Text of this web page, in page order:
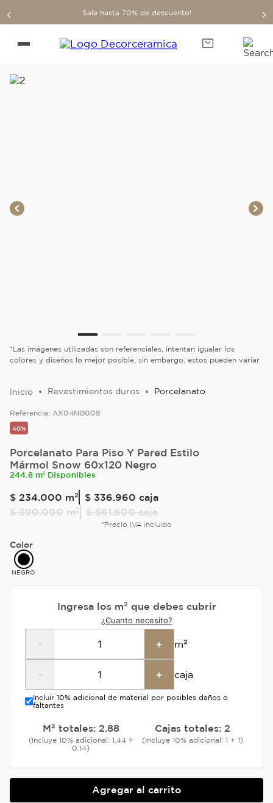
Sale hasta 70% de descuento!
*Las imágenes utilizadas son referenciales, intentan igualar los
colores y diseños lo mejor posible, sin embargo, estos pueden variar
Revestimientos duros Porcelanato
Referencia: AX04NG008
40%
Porcelanato Para Piso Y Pared Estilo
Mármol Snow 60x120 Negro
244.8 m² Disponibles
$ 234.000 m² $ 336.960 caja
$ 390.000 m² $ 561.600caja
*Precio IVA incluido
Color
NEGRO
Ingresa los m² que debes cubrir
¿Cuanto necesito?
- + m²
- + caja
Incluir 10% adicional de material por posibles daños o
faltantes
M² totales: 2.88
(Incluye 10% adicional: 1.44 +
0.14)
Cajas totales: 2
(Incluye 10% adicional: 1 + 1)
Agregar al carrito